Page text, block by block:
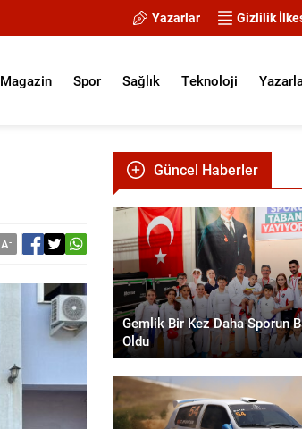
Yazarlar Gizlilik
Magazin Spor Sağlık Teknoloji
A-
Güncel Haberler
Gemlik Bir Kez Daha Sporun
Oldu